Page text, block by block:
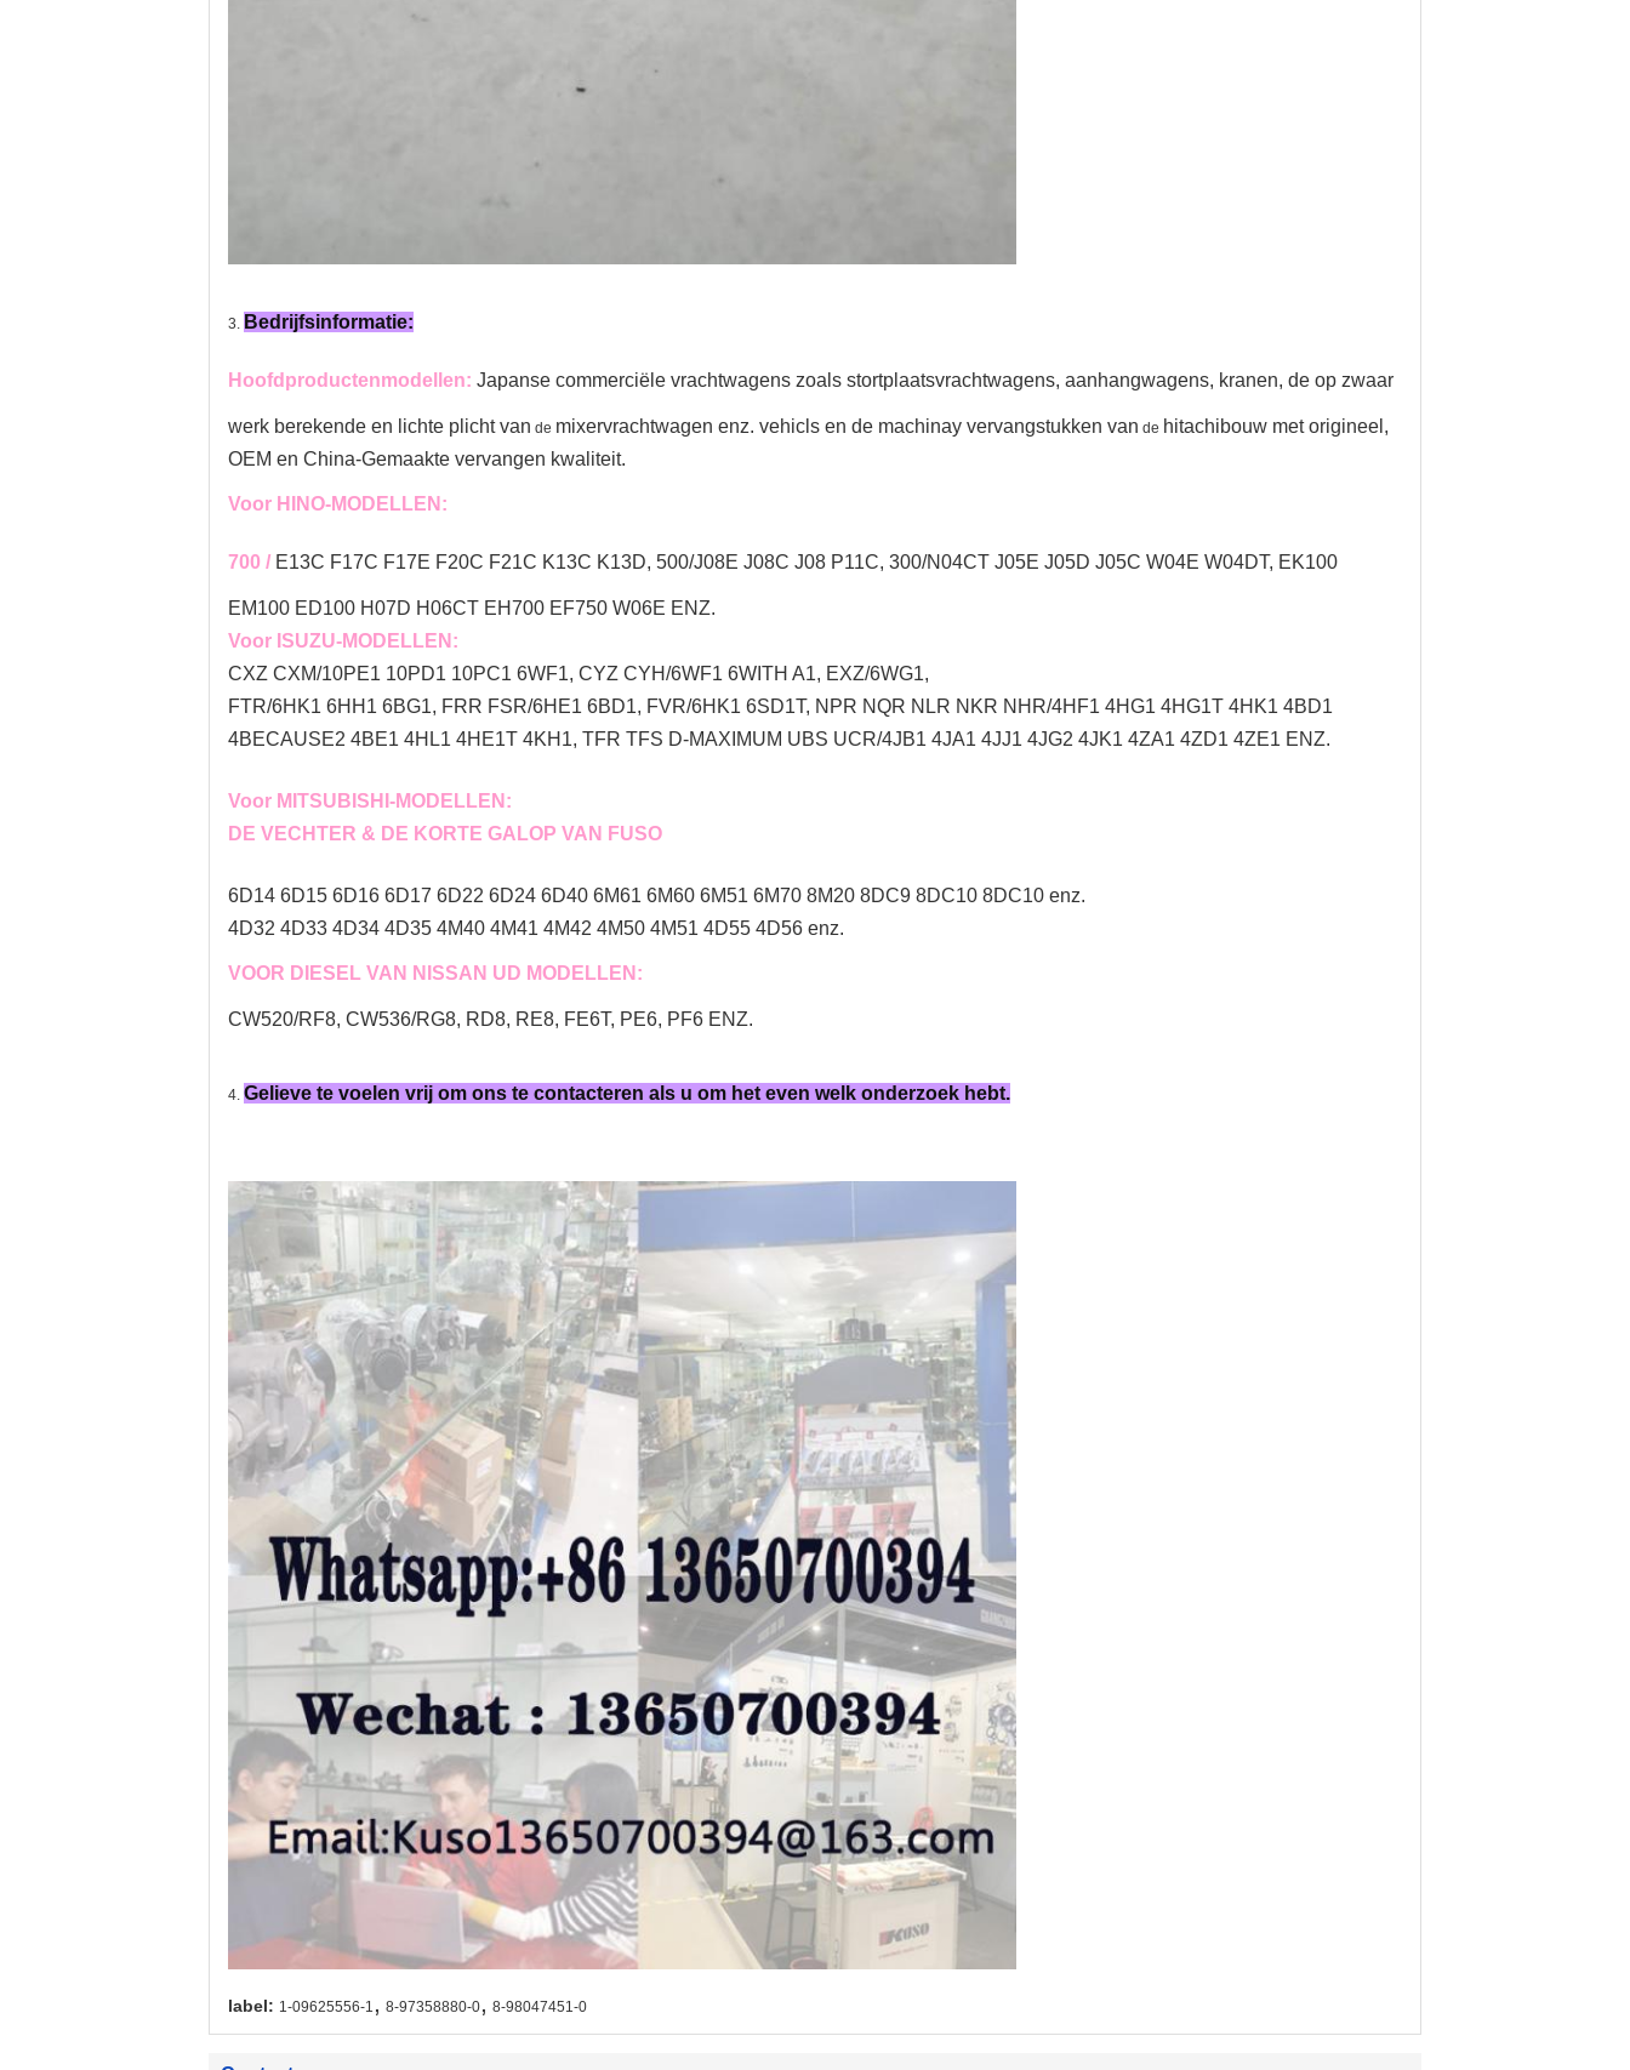
3. Bedrijfsinformatie:
Hoofdproductenmodellen: Japanse commerciële vrachtwagens zoals stortplaatsvrachtwagens, aanhangwagens, kranen, de op zwaar
werk berekende en lichte plicht van de mixervrachtwagen enz. vehicls en de machinay vervangstukken van de hitachibouw met origineel,
OEM en China-Gemaakte vervangen kwaliteit.
Voor HINO-MODELLEN:
700 / E13C F17C F17E F20C F21C K13C K13D, 500/J08E J08C J08 P11C, 300/N04CT J05E J05D J05C W04E W04DT, EK100
EM100 ED100 H07D H06CT EH700 EF750 W06E ENZ.
Voor ISUZU-MODELLEN:
CXZ CXM/10PE1 10PD1 10PC1 6WF1, CYZ CYH/6WF1 6WITH A1, EXZ/6WG1,
FTR/6HK1 6HH1 6BG1, FRR FSR/6HE1 6BD1, FVR/6HK1 6SD1T, NPR NQR NLR NKR NHR/4HF1 4HG1 4HG1T 4HK1 4BD1
4BECAUSE2 4BE1 4HL1 4HE1T 4KH1, TFR TFS D-MAXIMUM UBS UCR/4JB1 4JA1 4JJ1 4JG2 4JK1 4ZA1 4ZD1 4ZE1 ENZ.
Voor MITSUBISHI-MODELLEN:
DE VECHTER & DE KORTE GALOP VAN FUSO
6D14 6D15 6D16 6D17 6D22 6D24 6D40 6M61 6M60 6M51 6M70 8M20 8DC9 8DC10 8DC10 enz.
4D32 4D33 4D34 4D35 4M40 4M41 4M42 4M50 4M51 4D55 4D56 enz.
VOOR DIESEL VAN NISSAN UD MODELLEN:
CW520/RF8, CW536/RG8, RD8, RE8, FE6T, PE6, PF6 ENZ.
4. Gelieve te voelen vrij om ons te contacteren als u om het even welk onderzoek hebt.
label: 1-09625556-1 , 8-97358880-0, 8-98047451-0